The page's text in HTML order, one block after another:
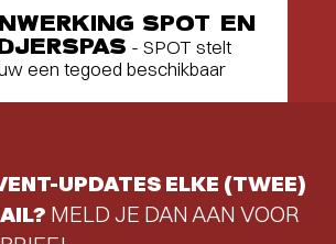
SPOT EN
- SPOT stelt
een tegoed beschikbaar
UPDATES ELKE (TWEE)
MELD JE DAN AAN VOOR